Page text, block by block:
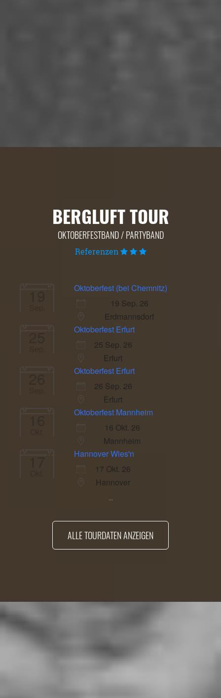
BERGLUFT TOUR
OKTOBERFESTBAND / PARTYBAND
Referenzen
19
Oktoberfest (bei Chemnitz)
19 Sep. 26
Erdmannsdorf
25
Oktoberfest Erfurt
25 Sep. 26
Erfurt
26
Oktoberfest Erfurt
26 Sep. 26
Erfurt
16
Oktoberfest Mannheim
16 Okt. 26
Mannheim
17
Hannover Wies'n
17 Okt. 26
Hannover
...
ALLE TOURDATEN ANZEIGEN